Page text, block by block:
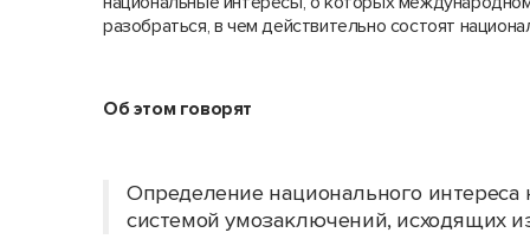
разобраться, в чем действительно состоят
Об этом говорят
Определение национального
системой умозаключений, исходящих